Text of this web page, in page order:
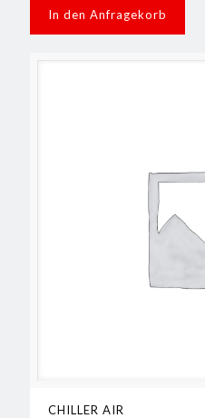
In den Anfragekorb
CHILLER AIR